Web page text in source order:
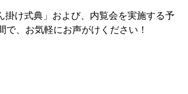
け式典」および、内覧会を実施する予
、お気軽にお声がけください！